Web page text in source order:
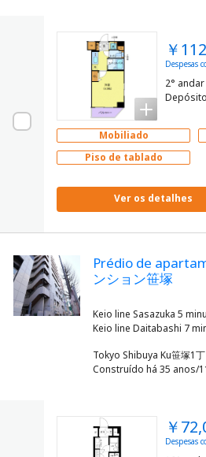
￥
Despesas
2°
Mobiliado
Piso de tablado
Ver os detalhes
Prédio de
ンション笹塚
Keio line Sasazuka 5
Tokyo Shibuya Ku笹塚1丁
Construído há 35 anos/
￥
Despesas